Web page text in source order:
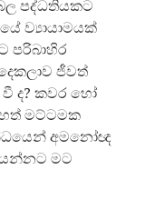
පද්ධතියකට
ව්‍යායාමයක්
පරිබාහිර
ජීවත්
ද? කවර හෝ
මට්ටමක
අමනෝඥ
මට